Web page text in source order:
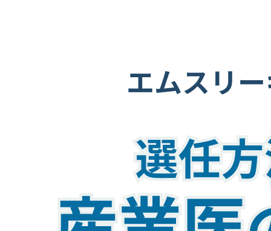
助成金の扱いに注意する
産業医の月額料金・報酬以外で発生する主な3つの費
費用③：産業医交代時のコスト
産業医にかかる費用は誰が負担する？
事業者負担となる費用
個人負担となる費用
6.1職務内容
6.2報酬
6.3
契約の有効期間